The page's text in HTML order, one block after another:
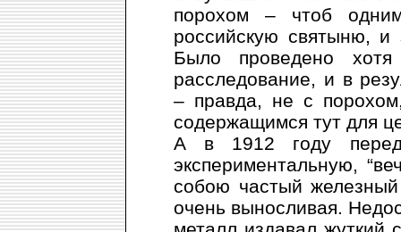
порохом – чтоб
российскую святыню,
Было проведено
расследование, и в
– правда, не с
содержащимся тут для
А в 1912 году перед
экспериментальную,
собою частый
очень выносливая.